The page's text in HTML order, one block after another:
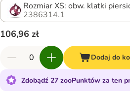
Rozmiar XS: obw. klatki
2386314.1
106,96 zł
Dodaj do
Zdobądź 27 zooPunktów za ten